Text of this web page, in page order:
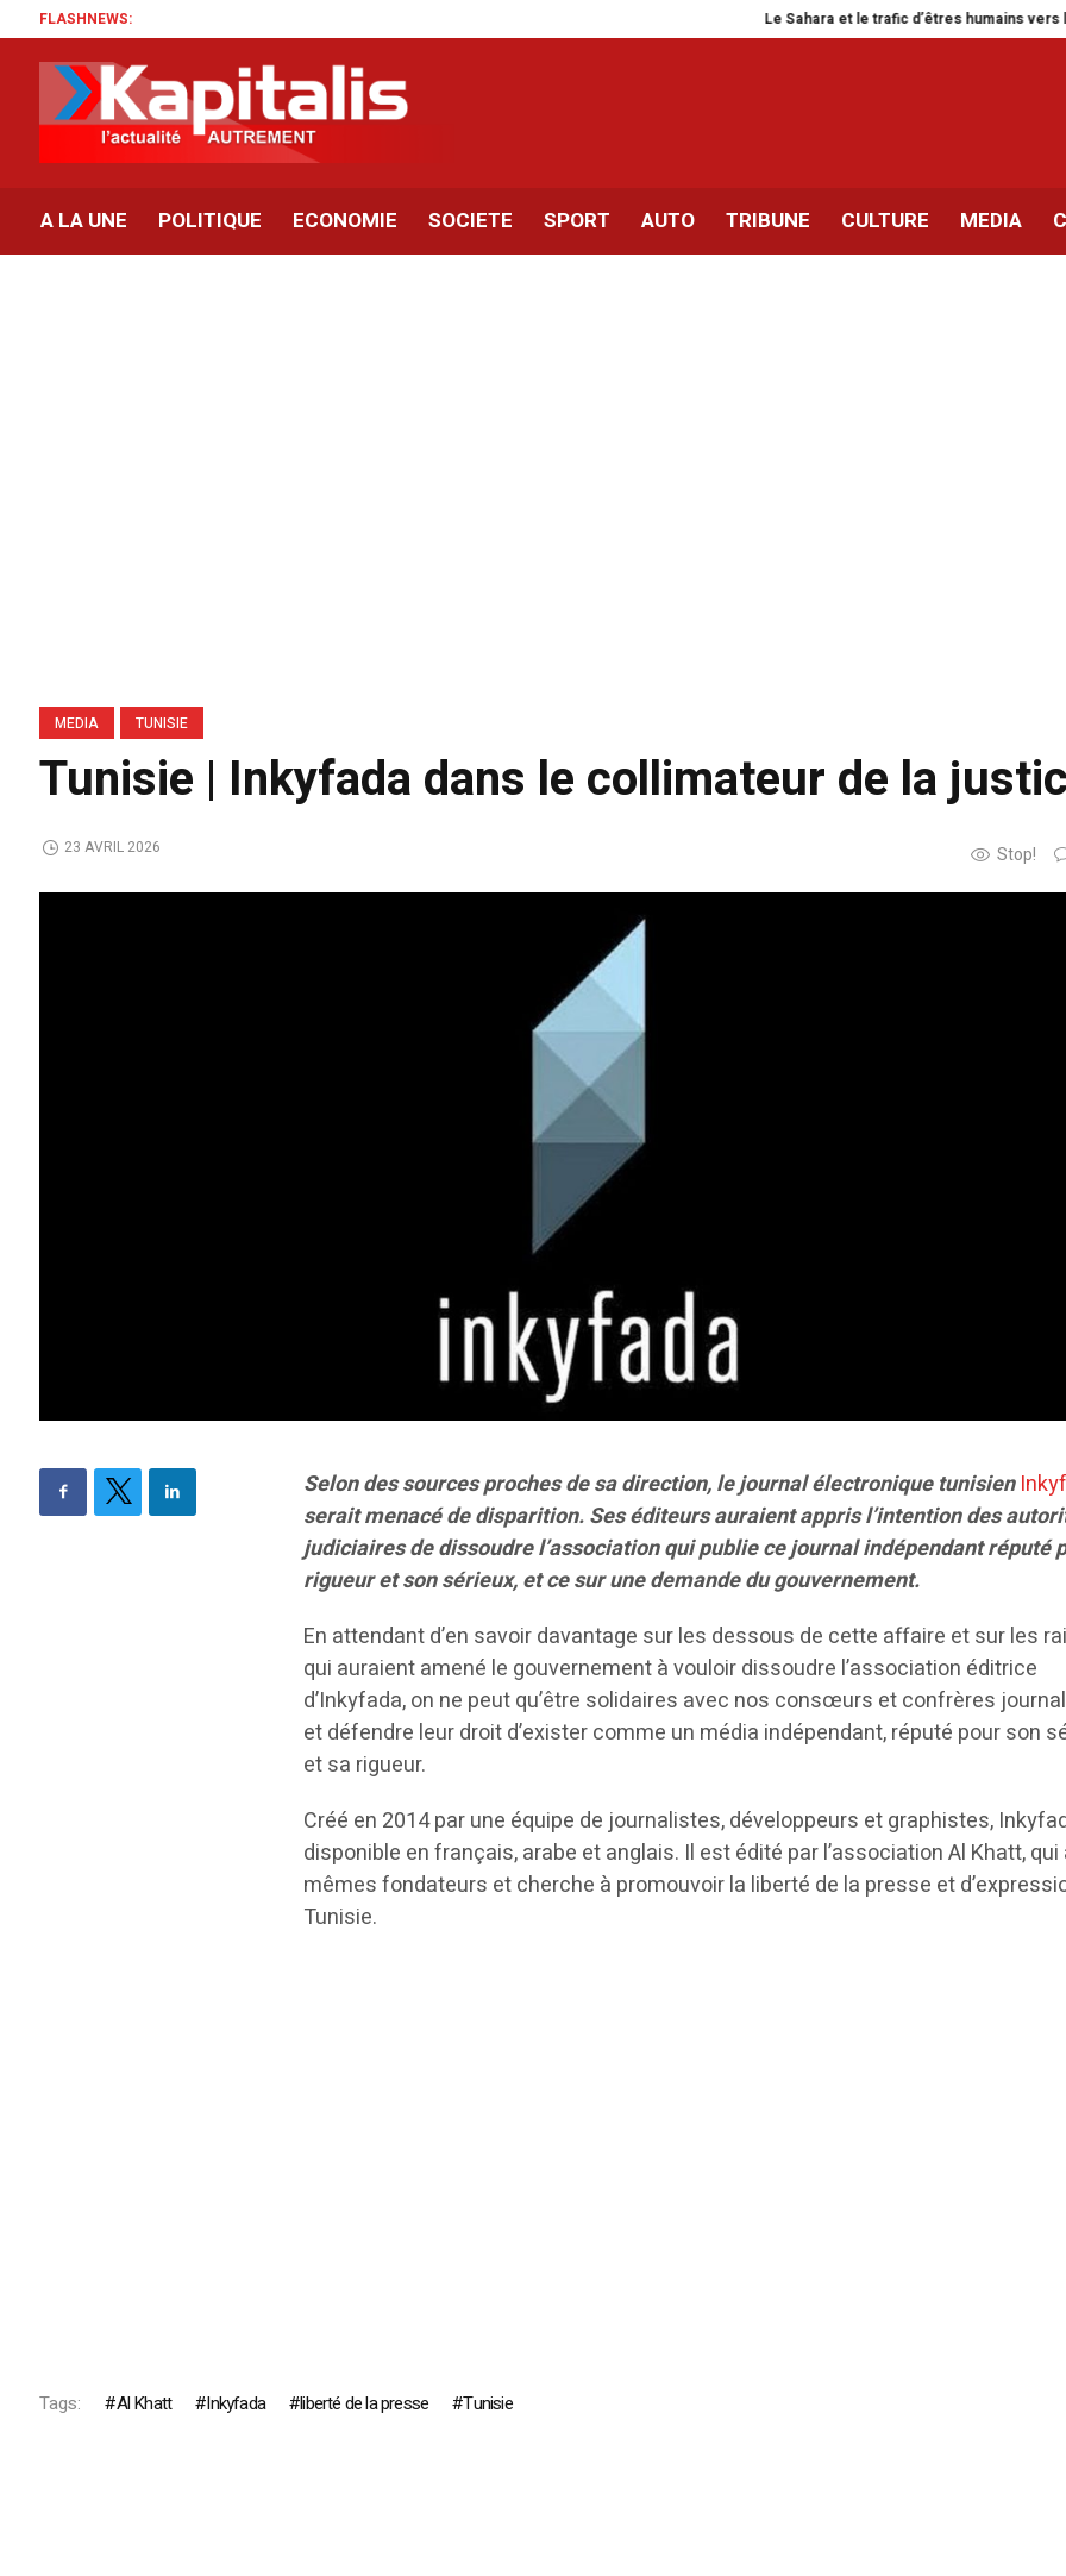
FLASHNEWS: Le Sahara et le trafic d’êtres humains vers la Tunisie
A LA UNE POLITIQUE ECONOMIE SOCIETE SPORT AUTO TRIBUNE CULTURE MEDIA
MEDIA TUNISIE
Tunisie | Inkyfada dans le collimateur de la
Stop!
23 AVRIL 2026
Selon des sources proches de sa direction, le journal électronique tunisien
serait menacé de disparition. Ses éditeurs auraient appris l’intention des
judiciaires de dissoudre l’association qui publie ce journal indépendant réputé
rigueur et son sérieux, et ce sur une demande du gouvernement.
En attendant d’en savoir davantage sur les dessous de cette affaire et sur les
qui auraient amené le gouvernement à vouloir dissoudre l’association éditrice
d’Inkyfada, on ne peut qu’être solidaires avec nos consœurs et confrères
et défendre leur droit d’exister comme un média indépendant, réputé pour son
et sa rigueur.
Créé en 2014 par une équipe de journalistes, développeurs et graphistes,
disponible en français, arabe et anglais. Il est édité par l’association Al Khatt, qui
mêmes fondateurs et cherche à promouvoir la liberté de la presse et
Tunisie.
Tags: Al Khatt Inkyfada liberté de la presse Tunisie